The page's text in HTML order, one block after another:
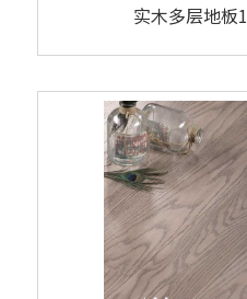
实木多层地板1